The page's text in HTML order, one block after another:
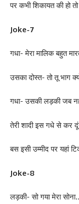
पर कभी शिकायत की हो
Joke-7
गधा- मेरा मालिक बहुत
उसका दोस्त- तो तू भाग
गधा- उसकी लड़की जब
तेरी शादी इस गधे से कर
बस इसी उम्मीद पर यहां
Joke-8
लड़की- सो गया मेरा